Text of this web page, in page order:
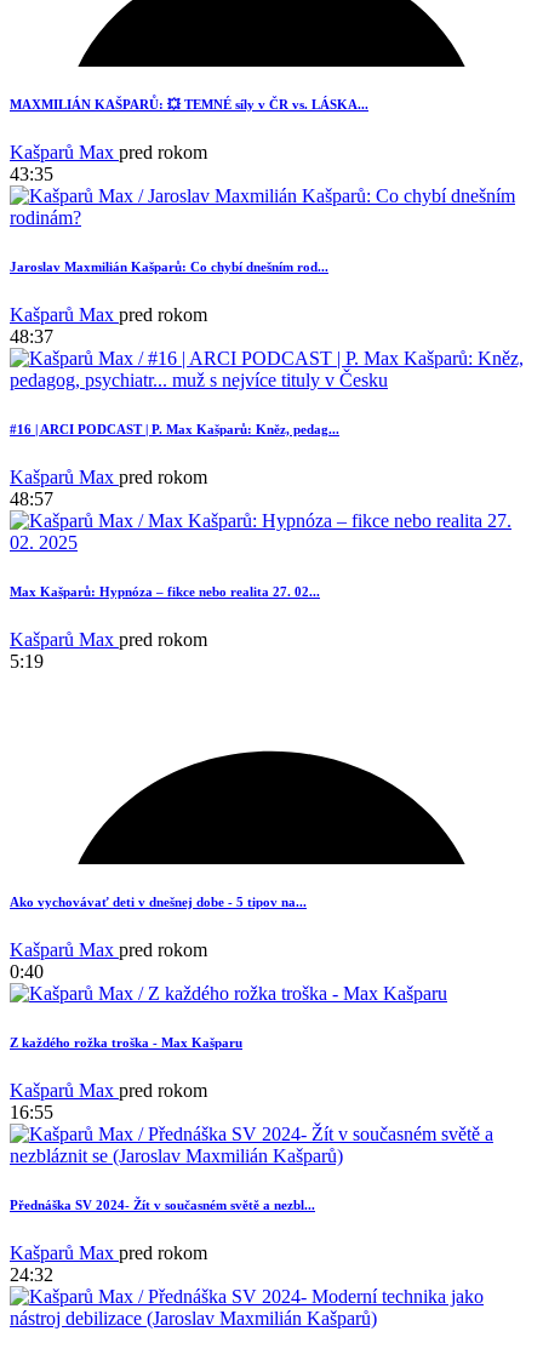
5
MAXMILIÁN KAŠPARŮ: 💥 TEMNÉ síly v ČR vs. LÁSKA...
Kašparů Max pred rokom
43:35
Jaroslav Maxmilián Kašparů: Co chybí dnešním rod...
Kašparů Max pred rokom
48:37
#16 | ARCI PODCAST | P. Max Kašparů: Kněz, pedag...
Kašparů Max pred rokom
48:57
Max Kašparů: Hypnóza – fikce nebo realita 27. 02...
Kašparů Max pred rokom
5:19
20
Ako vychovávať deti v dnešnej dobe - 5 tipov na...
Kašparů Max pred rokom
0:40
Z každého rožka troška - Max Kašparu
Kašparů Max pred rokom
16:55
Přednáška SV 2024- Žít v současném světě a nezbl...
Kašparů Max pred rokom
24:32